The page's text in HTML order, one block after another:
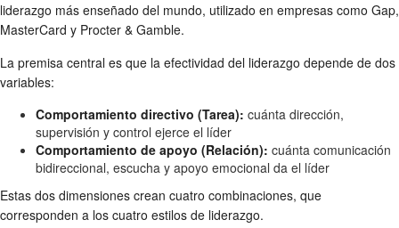
liderazgo más enseñado del mundo, utilizado en empresas como Gap,
MasterCard y Procter & Gamble.
La premisa central es que la efectividad del liderazgo depende de dos
variables:
Comportamiento directivo (Tarea): cuánta dirección,
supervisión y control ejerce el líder
Comportamiento de apoyo (Relación): cuánta comunicación
bidireccional, escucha y apoyo emocional da el líder
Estas dos dimensiones crean cuatro combinaciones, que
corresponden a los cuatro estilos de liderazgo.